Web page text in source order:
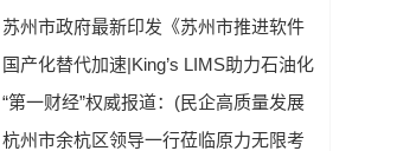
苏州市政府最新印发《苏州市推进软件
产业高质量发展行动计划（2026～2027
国产化替代加速|King’s LIMS助力石油化
工行业数字化转型与高质量发展
“第一财经”权威报道：(民企高质量发展
调研)给机械臂装上轮子和大脑，工业机
杭州市余杭区领导一行莅临原力无限考